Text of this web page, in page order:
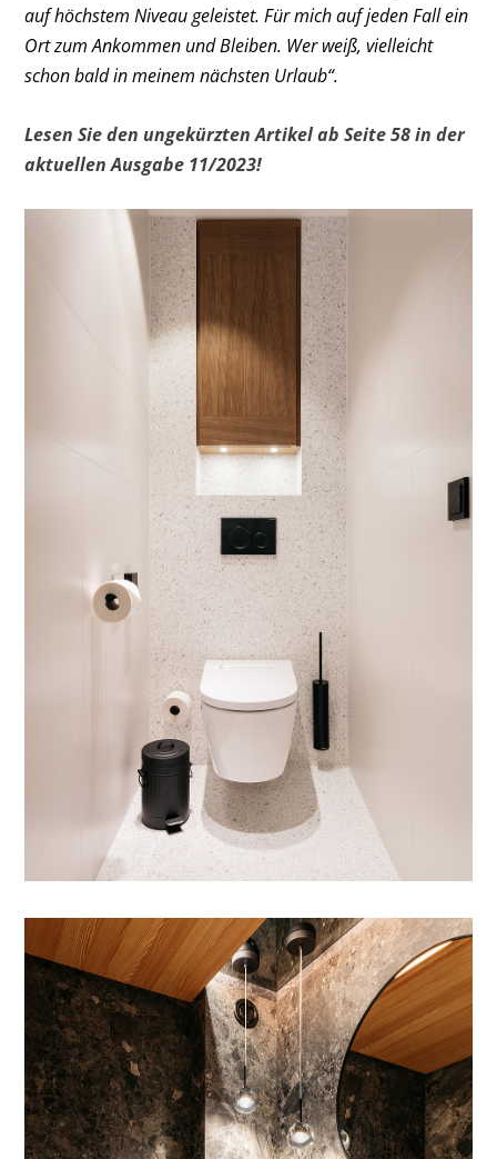
auf höchstem Niveau geleistet. Für mich auf jeden Fall ein
Ort zum Ankommen und Bleiben. Wer weiß, vielleicht
schon bald in meinem nächsten Urlaub“.
Lesen Sie den ungekürzten Artikel ab Seite 58 in der
aktuellen Ausgabe 11/2023!